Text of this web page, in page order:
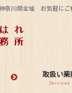
川県全域 お気軽にご
取扱い業
Services